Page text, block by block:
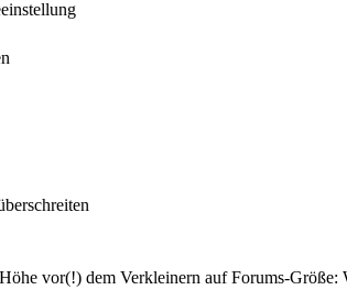
vor(!) dem Verkleinern auf Forums-